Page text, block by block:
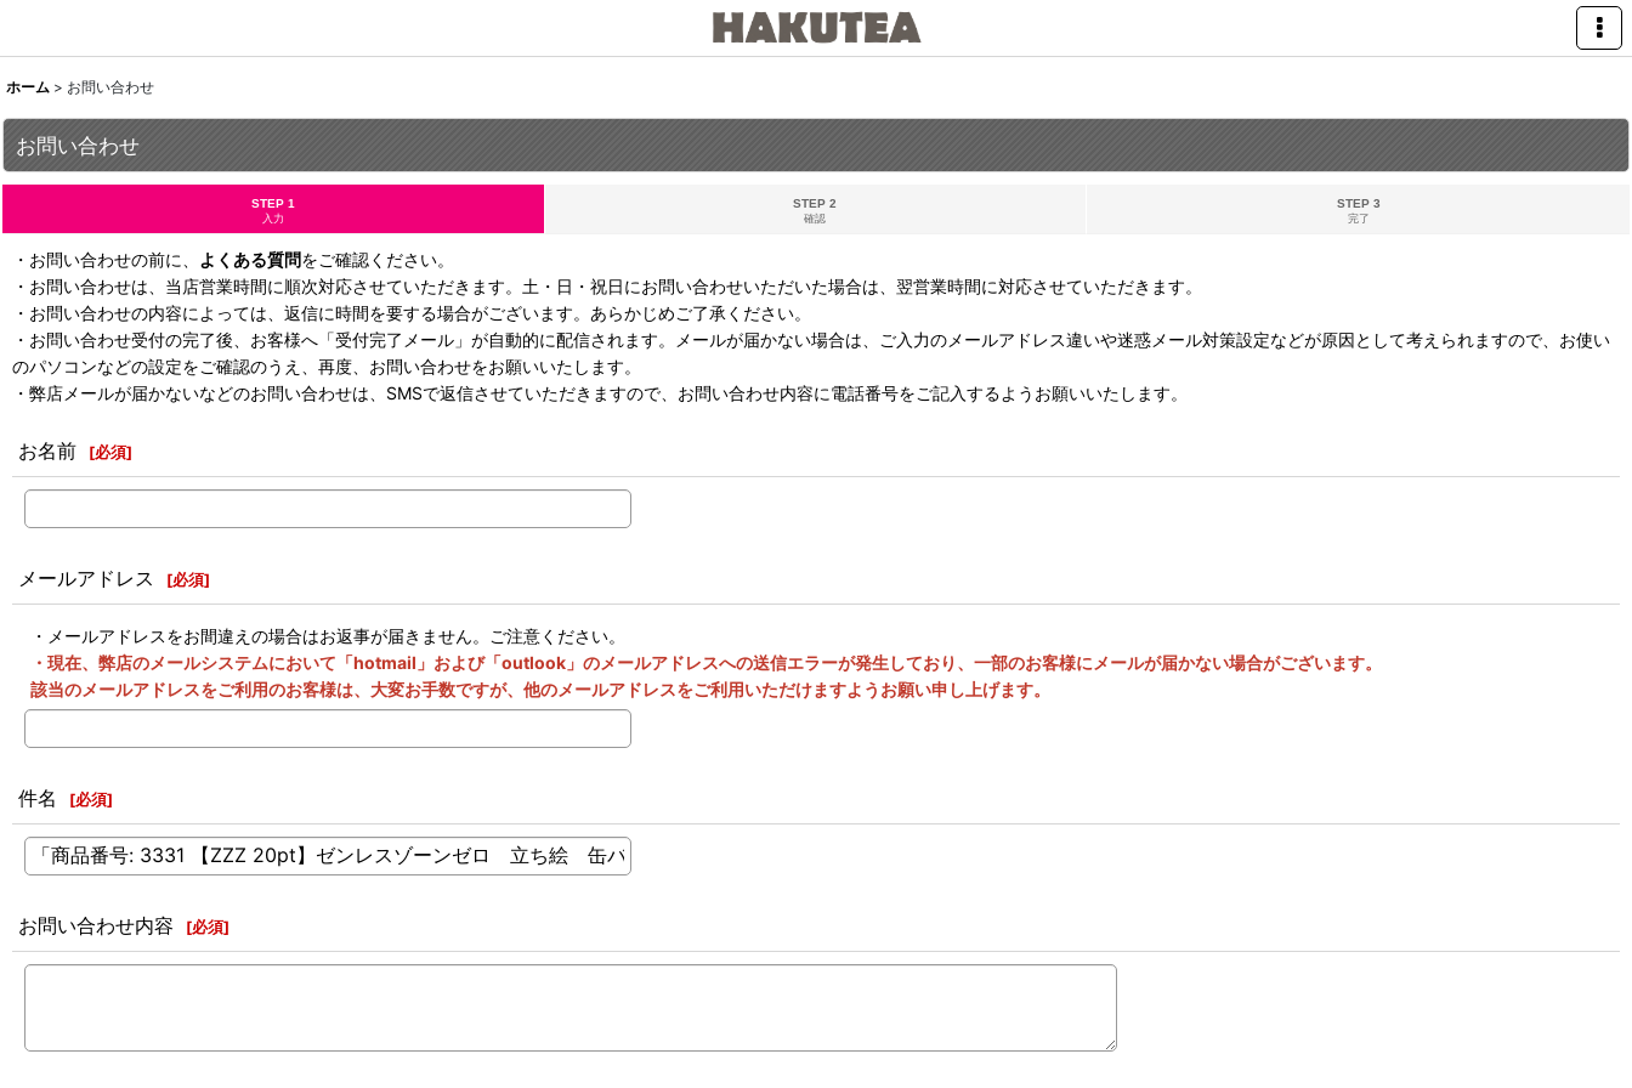
ホーム > お問い合わせ
お問い合わせ
STEP 1
入力
STEP 2
確認
STEP 3
完了
・お問い合わせの前に、 よくある質問をご確認ください。
・お問い合わせは、当店営業時間に順次対応させていただきます。土・日・祝日にお問い合わせいただいた場合は、翌営業時間に対応させていただきます。
・お問い合わせの内容によっては、返信に時間を要する場合がございます。あらかじめご了承ください。
・お問い合わせ受付の完了後、お客様へ「受付完了メール」が自動的に配信されます。メールが届かない場合は、ご入力のメールアドレス違いや迷惑メール対策設定などが原因として考えられますので、お使い
のパソコンなどの設定をご確認のうえ、再度、お問い合わせをお願いいたします。
・弊店メールが届かないなどのお問い合わせは、SMSで返信させていただきますので、お問い合わせ内容に電話番号をご記入するようお願いいたします。
お名前 [必須]
メールアドレス [必須]
・メールアドレスをお間違えの場合はお返事が届きません。ご注意ください。
・現在、弊店のメールシステムにおいて「hotmail」および「outlook」のメールアドレスへの送信エラーが発生しており、一部のお客様にメールが届かない場合がございます。
該当のメールアドレスをご利用のお客様は、大変お手数ですが、他のメールアドレスをご利用いただけますようお願い申し上げます。
件名 [必須]
お問い合わせ内容 [必須]